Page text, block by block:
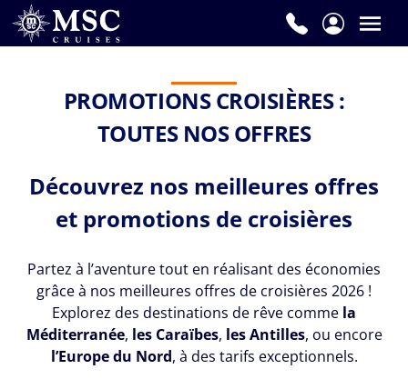
PROMOTIONS CROISIÈRES :
TOUTES NOS OFFRES
Découvrez nos meilleures offres
et promotions de croisières
Partez à l’aventure tout en réalisant des économies
grâce à nos meilleures offres de croisières 2026 !
Explorez des destinations de rêve comme la
Méditerranée, les Caraïbes, les Antilles, ou encore
l’Europe du Nord, à des tarifs exceptionnels.
Prénom
*
famille
mail